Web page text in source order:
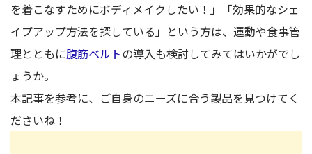
を着こなすためにボディメイクしたい！」「効果的なシェ
イプアップ方法を探している」という方は、運動や食事管
理とともに腹筋ベルトの導入も検討してみてはいかがでし
ょうか。
本記事を参考に、ご自身のニーズに合う製品を見つけてく
ださいね！